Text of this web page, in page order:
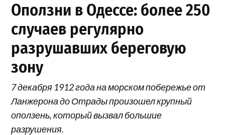
Оползни в Одессе: более 250
случаев регулярно
разрушавших береговую
зону
7 декабря 1912 года на морском побережье от
Ланжерона до Отрады произошел крупный
оползень, который вызвал большие
разрушения.